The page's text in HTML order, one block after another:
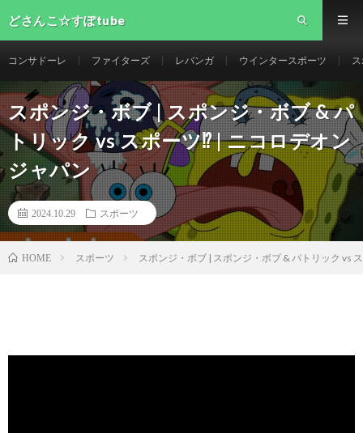
どさんこ☆すぽtube
コンサドーレ ファイターズ レバンガ ウインタースポーツ
スポンジ・ボブ | スポンジ・ボブ & パ
トリック vs スポーツ⁉︎ | ニコロデオン
ジャパン
2024.10.29 スポーツ
HOME スポーツ スポンジ・ボブ | スポンジ・ボブ & パトリック vs